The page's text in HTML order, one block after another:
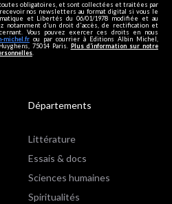
obligatoires, et sont collectées et traitées par
nos newsletters au format digital si vous le
et Libertés du 06/01/1978 modifiée et au
notamment d'un droit d'accès, de rectification et
Vous pouvez exercer ces droits en nous
michel.fr ou par courrier à Editions Albin Michel,
75014 Paris. Plus d’information sur notre
Départements
Littérature
Essais & docs
Sciences humaines
Spiritualités